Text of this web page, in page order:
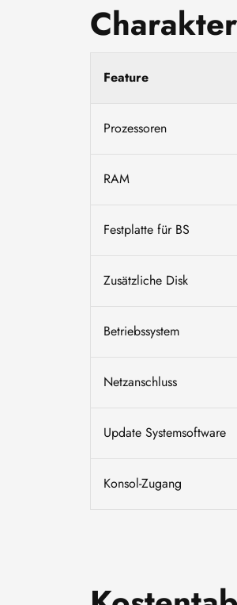
Feature
Prozessoren
RAM
Festplatte für BS
Zusätzliche Disk
Betriebssystem
Netzanschluss
Update Systemsoftware
Konsol-Zugang